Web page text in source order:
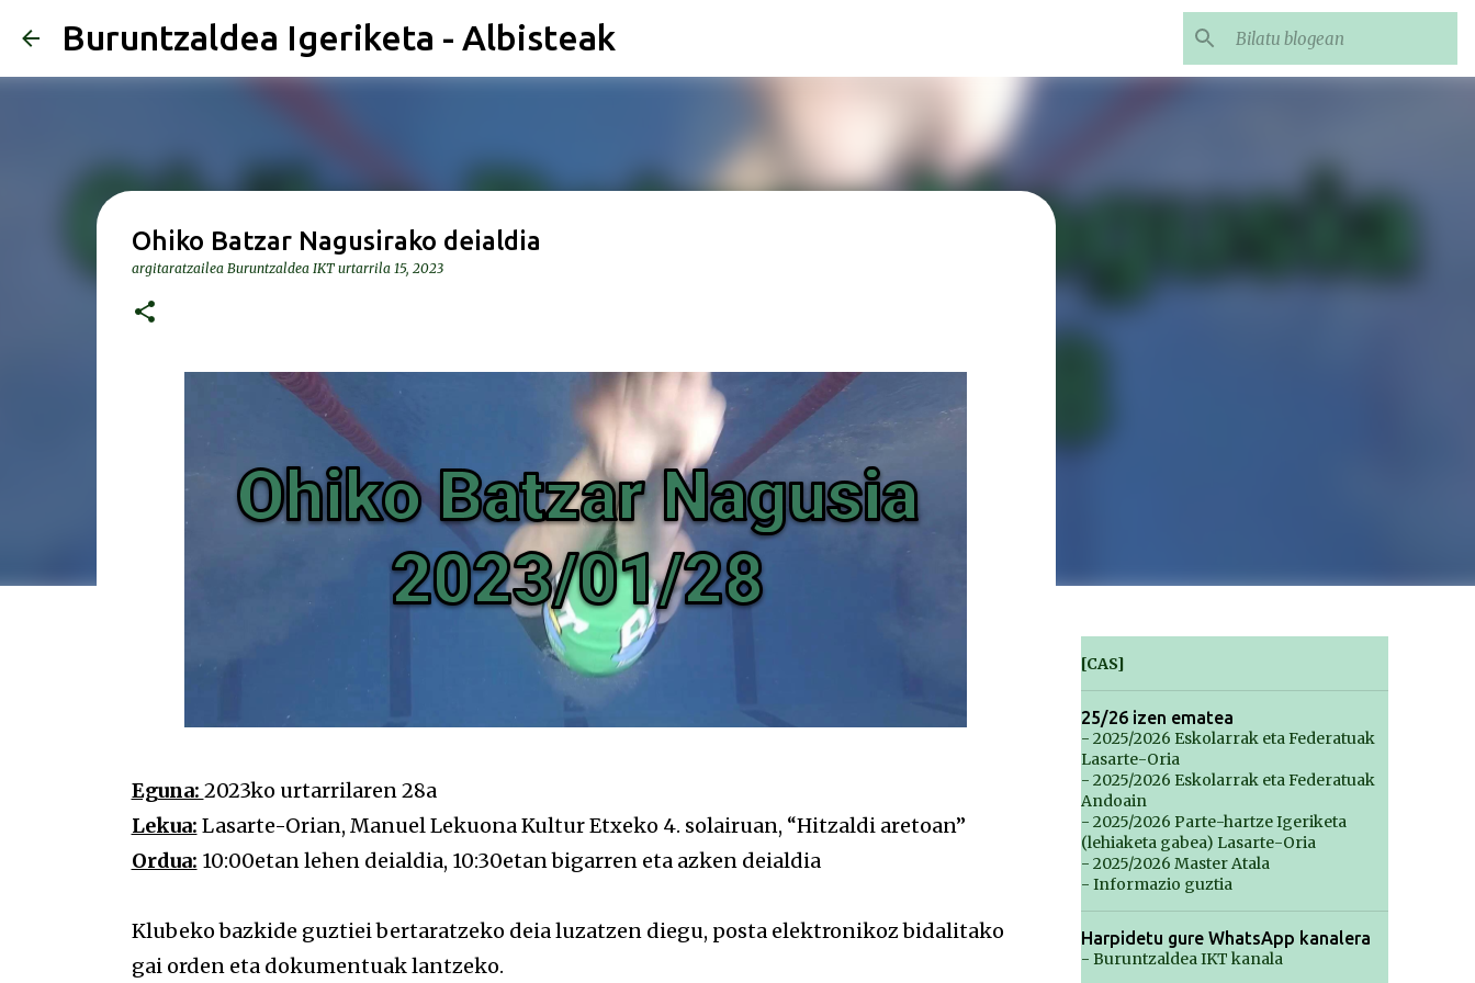
Saltatu eta joan eduki nagusira
Buruntzaldea Igeriketa - Albisteak
Ohiko Batzar Nagusirako deialdia
argitaratzailea Buruntzaldea IKT urtarrila 15, 2023
Eguna: 2023ko urtarrilaren 28a
Lekua: Lasarte-Orian, Manuel Lekuona Kultur Etxeko 4. solairuan, “Hitzaldi aretoan”
Ordua: 10:00etan lehen deialdia, 10:30etan bigarren eta azken deialdia
Klubeko bazkide guztiei bertaratzeko deia luzatzen diegu, posta elektronikoz bidalitako
gai orden eta dokumentuak lantzeko.
[CAS]
25/26 izen ematea
- 2025/2026 Eskolarrak eta Federatuak
Lasarte-Oria
- 2025/2026 Eskolarrak eta Federatuak
Andoain
- 2025/2026 Parte-hartze Igeriketa
(lehiaketa gabea) Lasarte-Oria
- 2025/2026 Master Atala
- Informazio guztia
Harpidetu gure WhatsApp kanalera
- Buruntzaldea IKT kanala